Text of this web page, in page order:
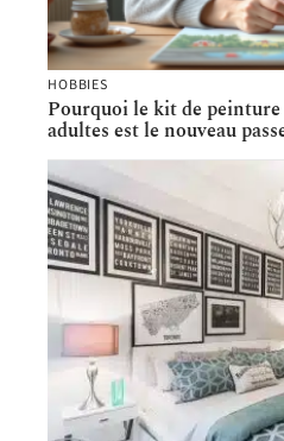
HOBBIES
Pourquoi le kit de
adultes est le nouveau